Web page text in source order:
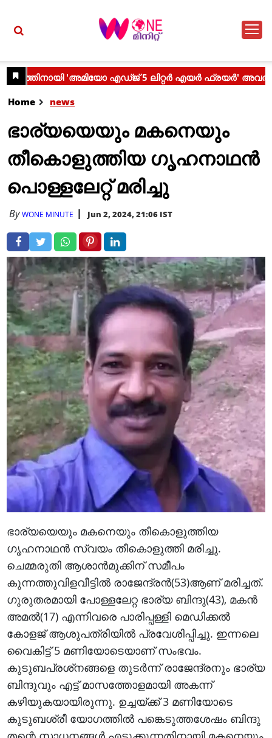
Home news
ഭാര്യയെയും മകനെയും
തീകൊളുത്തിയ ഗൃഹനാഥന്‍
പൊള്ളലേറ്റ് മരിച്ചു
ByWONE MINUTE Jun 2, 2024, 21:06 IST
ഭാര്യയെയും മകനെയും തീകൊളുത്തിയ
ഗൃഹനാഥന്‍ സ്വയം തീകൊളുത്തി മരിച്ചു.
ചെമ്മരുതി ആശാന്‍മുക്കിന് സമീപം
കുന്നത്തുവിളവീട്ടില്‍ രാജേന്ദ്രന്‍(53)ആണ് മരിച്ചത്.
ഗുരുതരമായി പോള്ളലേറ്റ ഭാര്യ ബിന്ദു(43), മകന്‍
അമല്‍(17) എന്നിവരെ പാരിപ്പള്ളി മെഡിക്കല്‍
കോളജ് ആശുപത്രിയില്‍ പ്രവേശിപ്പിച്ചു. ഇന്നലെ
വൈകിട്ട് 5 മണിയോടെയാണ് സംഭവം.
കുടുബപ്രശ്‌നങ്ങളെ തുടര്‍ന്ന് രാജേന്ദ്രനും ഭാര്യ
ബിന്ദുവും എട്ട് മാസത്തോളമായി അകന്ന്
കഴിയുകയായിരുന്നു. ഉച്ചയ്ക്ക് 3 മണിയോടെ
കുടുബശ്രീ യോഗത്തില്‍ പങ്കെടുത്തശേഷം ബിന്ദു